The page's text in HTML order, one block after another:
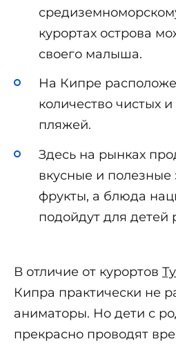
курортах острова
своего малыша.
На Кипре
количество чистых
пляжей.
Здесь на рынках
вкусные и полезные
фрукты, а блюда
подойдут для детей
В отличие от курортов
Кипра практически не
аниматоры. Но дети с
прекрасно проводят